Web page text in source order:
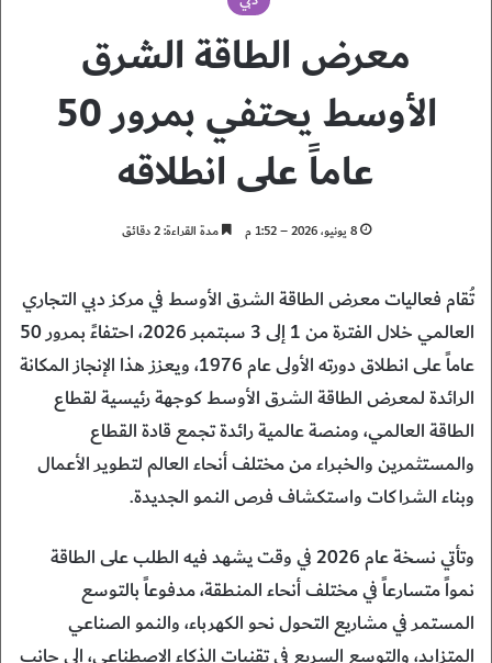
معرض الطاقة الشرق
الأوسط يحتفي بمرور 50
عاماً على انطلاقه
8 يونيو، 2026 – 1:52 م مدة القراءة: 2 دقائق
تُقام فعاليات معرض الطاقة الشرق الأوسط في مركز دبي التجاري
العالمي خلال الفترة من 1 إلى 3 سبتمبر 2026، احتفاءً بمرور 50
عاماً على انطلاق دورته الأولى عام 1976، ويعزز هذا الإنجاز المكانة
الرائدة لمعرض الطاقة الشرق الأوسط كوجهة رئيسية لقطاع
الطاقة العالمي، ومنصة عالمية رائدة تجمع قادة القطاع
والمستثمرين والخبراء من مختلف أنحاء العالم لتطوير الأعمال
وبناء الشراكات واستكشاف فرص النمو الجديدة.
وتأتي نسخة عام 2026 في وقت يشهد فيه الطلب على الطاقة
نمواً متسارعاً في مختلف أنحاء المنطقة، مدفوعاً بالتوسع
المستمر في مشاريع التحول نحو الكهرباء، والنمو الصناعي
المتزايد، والتوسع السريع في تقنيات الذكاء الاصطناعي، إلى جانب